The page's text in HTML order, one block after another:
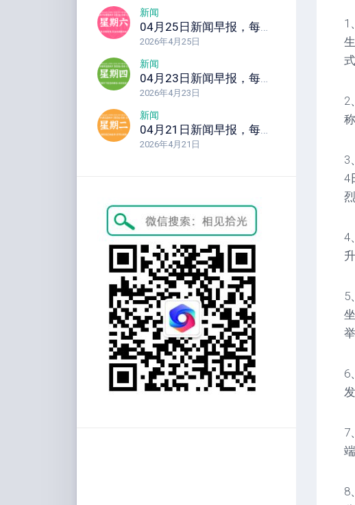
新闻
04月25日新闻早报，每天60秒读懂全世界！
2026年4月25日
新闻
04月23日新闻早报，每天60秒读懂全世界！
2026年4月23日
新闻
04月21日新闻早报，每天60秒读懂全世界！
2026年4月21日
1
2
3
4
烈
4
5
6
7
8